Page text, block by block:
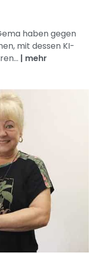
haben gegen
mit dessen KI-
| mehr